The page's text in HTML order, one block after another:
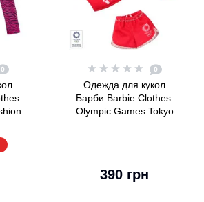
0 0
Одежда для кукол
Барби Barbie Clothes:
Olympic Games Tokyo
390 грн